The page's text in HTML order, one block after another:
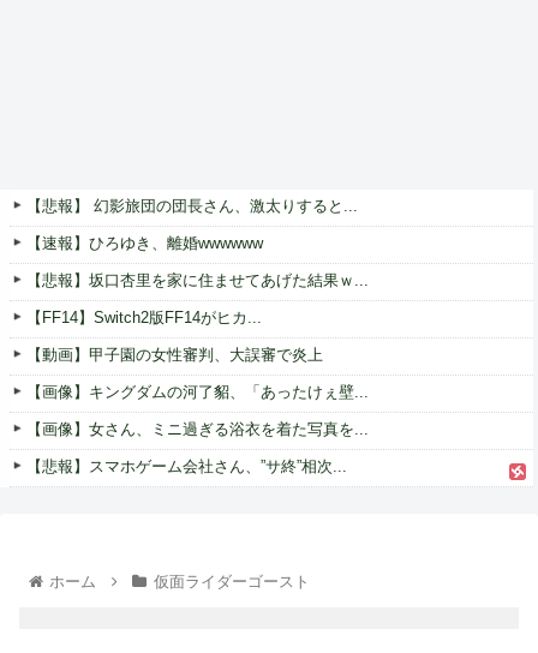
【悲報】 幻影旅団の団長さん、激太りすると...
【速報】ひろゆき、離婚wwwwww
【悲報】坂口杏里を家に住ませてあげた結果ｗ...
【FF14】Switch2版FF14がヒカ...
【動画】甲子園の女性審判、大誤審で炎上
【画像】キングダムの河了貂、「あったけぇ壁...
【画像】女さん、ミニ過ぎる浴衣を着た写真を...
【悲報】スマホゲーム会社さん、”サ終”相次...
ホーム 仮面ライダーゴースト